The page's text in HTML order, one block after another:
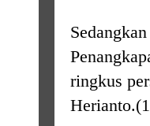
ringkus
Herianto.